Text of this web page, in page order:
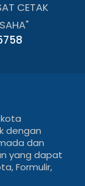
CETAK
dengan
dan
yang dapat
Formulir,